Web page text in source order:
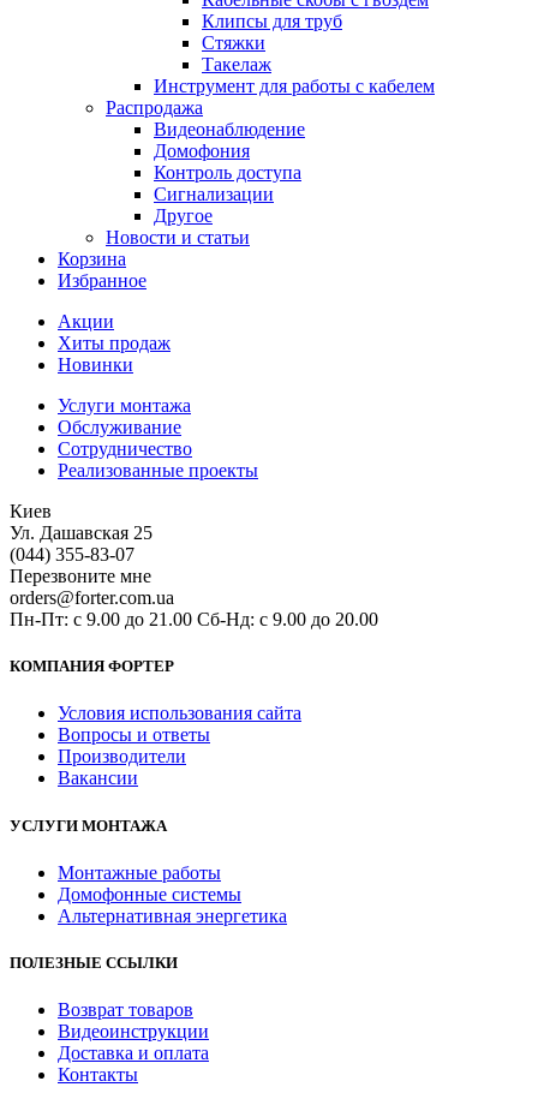
Клипсы для труб
Стяжки
Такелаж
Инструмент для работы с кабелем
Распродажа
Видеонаблюдение
Домофония
Контроль доступа
Сигнализации
Другое
Новости и статьи
Корзина
Избранное
Акции
Хиты продаж
Новинки
Услуги монтажа
Обслуживание
Сотрудничество
Реализованные проекты
Киев
Ул. Дашавская 25
(044) 355-83-07
Перезвоните мне
orders@forter.com.ua
Пн-Пт: с 9.00 до 21.00 Сб-Нд: с 9.00 до 20.00
КОМПАНИЯ ФОРТЕР
Условия использования сайта
Вопросы и ответы
Производители
Вакансии
УСЛУГИ МОНТАЖА
Монтажные работы
Домофонные системы
Альтернативная энергетика
ПОЛЕЗНЫЕ ССЫЛКИ
Возврат товаров
Видеоинструкции
Доставка и оплата
Контакты